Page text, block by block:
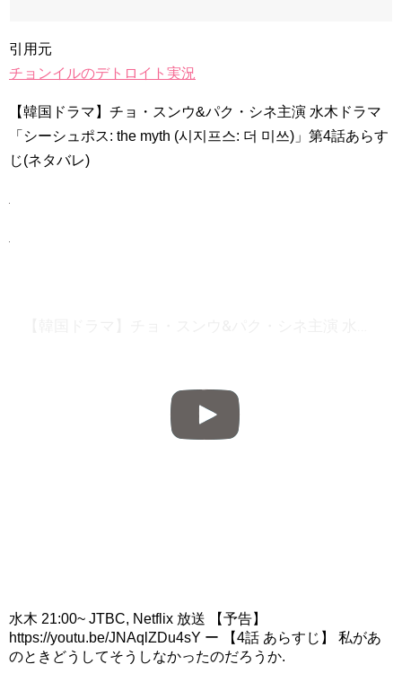
引用元
チョンイルのデトロイト実況
【韓国ドラマ】チョ・スンウ&パク・シネ主演 水木ドラマ
「シーシュポス: the myth (시지프스: 더 미쓰)」第4話あらす
じ(ネタバレ)
水木 21:00~ JTBC, Netflix 放送 【予告】
https://youtu.be/JNAqlZDu4sY ー 【4話 あらすじ】 私があ
のときどうしてそうしなかったのだろうか.